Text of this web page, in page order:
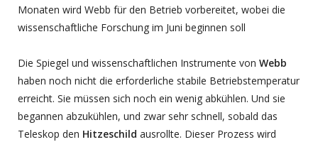
Monaten wird Webb für den Betrieb vorbereitet, wobei die
wissenschaftliche Forschung im Juni beginnen soll
Die Spiegel und wissenschaftlichen Instrumente von Webb
haben noch nicht die erforderliche stabile Betriebstemperatur
erreicht. Sie müssen sich noch ein wenig abkühlen. Und sie
begannen abzukühlen, und zwar sehr schnell, sobald das
Teleskop den Hitzeschild ausrollte. Dieser Prozess wird